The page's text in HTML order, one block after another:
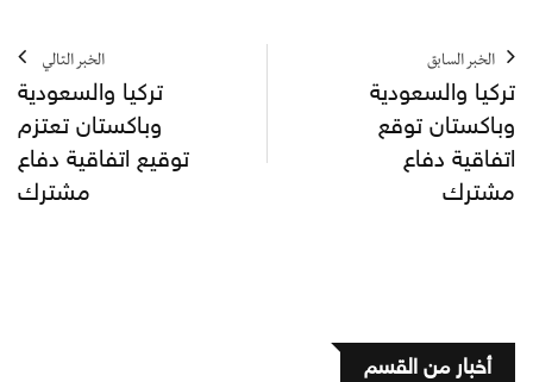
الخبر السابق
تركيا والسعودية
وباكستان توقع
اتفاقية دفاع
مشترك
الخبر التالي
تركيا والسعودية
وباكستان تعتزم
توقيع اتفاقية دفاع
مشترك
أخبار من القسم